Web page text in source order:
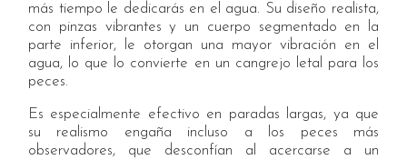
más tiempo le dedicarás en el agua. Su diseño realista,
con pinzas vibrantes y un cuerpo segmentado en la
parte inferior, le otorgan una mayor vibración en el
agua, lo que lo convierte en un cangrejo letal para los
peces.
Es especialmente efectivo en paradas largas, ya que
su realismo engaña incluso a los peces más
observadores, que desconfían al acercarse a un